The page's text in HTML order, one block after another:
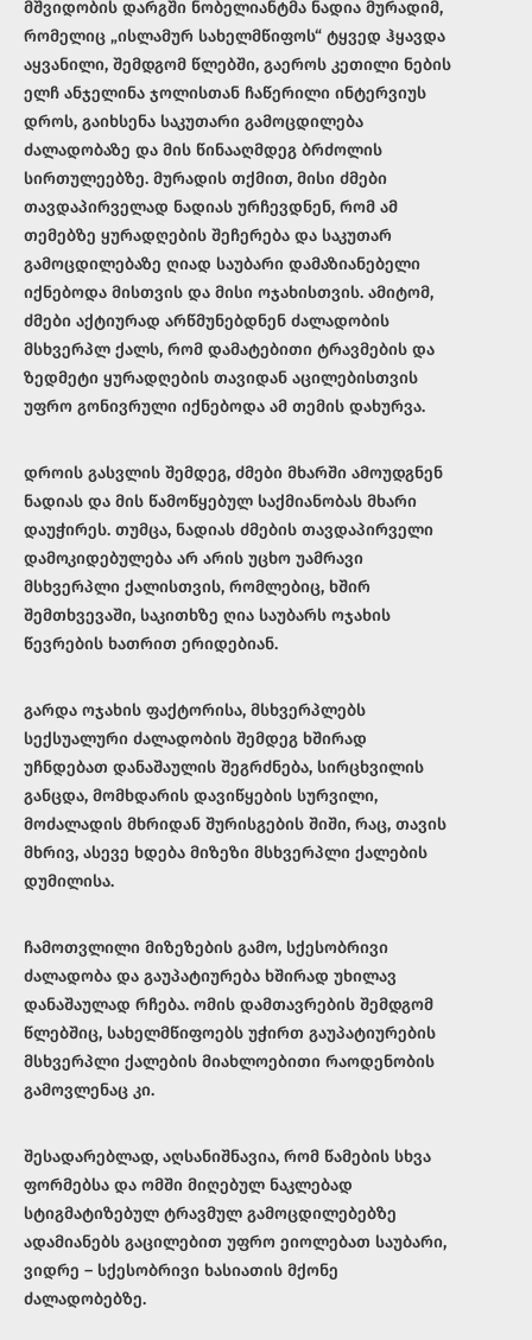
მშვიდობის დარგში ნობელიანტმა ნადია მურადიმ,
რომელიც „ისლამურ სახელმწიფოს“ ტყვედ ჰყავდა
აყვანილი, შემდგომ წლებში, გაეროს კეთილი ნების
ელჩ ანჯელინა ჯოლისთან ჩაწერილი ინტერვიუს
დროს, გაიხსენა საკუთარი გამოცდილება
ძალადობაზე და მის წინააღმდეგ ბრძოლის
სირთულეებზე. მურადის თქმით, მისი ძმები
თავდაპირველად ნადიას ურჩევდნენ, რომ ამ
თემებზე ყურადღების შეჩერება და საკუთარ
გამოცდილებაზე ღიად საუბარი დამაზიანებელი
იქნებოდა მისთვის და მისი ოჯახისთვის. ამიტომ,
ძმები აქტიურად არწმუნებდნენ ძალადობის
მსხვერპლ ქალს, რომ დამატებითი ტრავმების და
ზედმეტი ყურადღების თავიდან აცილებისთვის
უფრო გონივრული იქნებოდა ამ თემის დახურვა.
დროის გასვლის შემდეგ, ძმები მხარში ამოუდგნენ
ნადიას და მის წამოწყებულ საქმიანობას მხარი
დაუჭირეს. თუმცა, ნადიას ძმების თავდაპირველი
დამოკიდებულება არ არის უცხო უამრავი
მსხვერპლი ქალისთვის, რომლებიც, ხშირ
შემთხვევაში, საკითხზე ღია საუბარს ოჯახის
წევრების ხათრით ერიდებიან.
გარდა ოჯახის ფაქტორისა, მსხვერპლებს
სექსუალური ძალადობის შემდეგ ხშირად
უჩნდებათ დანაშაულის შეგრძნება, სირცხვილის
განცდა, მომხდარის დავიწყების სურვილი,
მოძალადის მხრიდან შურისგების შიში, რაც, თავის
მხრივ, ასევე ხდება მიზეზი მსხვერპლი ქალების
დუმილისა.
ჩამოთვლილი მიზეზების გამო, სქესობრივი
ძალადობა და გაუპატიურება ხშირად უხილავ
დანაშაულად რჩება. ომის დამთავრების შემდგომ
წლებშიც, სახელმწიფოებს უჭირთ გაუპატიურების
მსხვერპლი ქალების მიახლოებითი რაოდენობის
გამოვლენაც კი.
შესადარებლად, აღსანიშნავია, რომ წამების სხვა
ფორმებსა და ომში მიღებულ ნაკლებად
სტიგმატიზებულ ტრავმულ გამოცდილებებზე
ადამიანებს გაცილებით უფრო ეიოლებათ საუბარი,
ვიდრე – სქესობრივი ხასიათის მქონე
ძალადობებზე.